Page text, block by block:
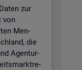
zur
von
Men­
die
Agen­tur­